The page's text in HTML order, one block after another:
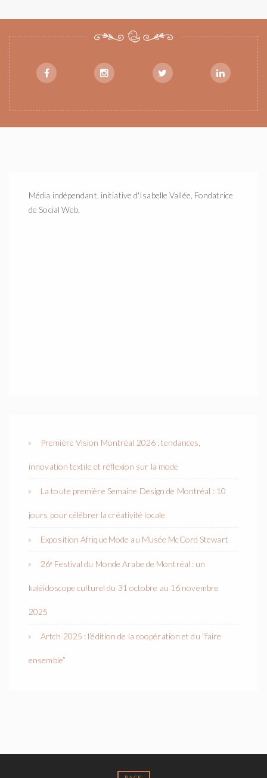
Média indépendant, initiative d'Isabelle Vallée, Fondatrice
de Social Web.
Première Vision Montréal 2026 : tendances,
innovation textile et réflexion sur la mode
La toute première Semaine Design de Montréal : 10
jours pour célébrer la créativité locale
Exposition Afrique Mode au Musée McCord Stewart
26ᵉ Festival du Monde Arabe de Montréal : un
kaléidoscope culturel du 31 octobre au 16 novembre
2025
Artch 2025 : l’édition de la coopération et du “faire
ensemble”